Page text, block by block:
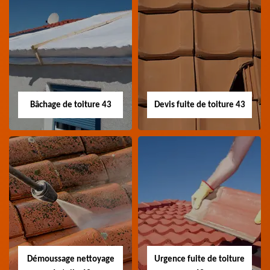
Nettoyage panneau
photovoltaïque 43
Professionnel en
nettoyage panneau
photovoltaïque 43
Devis pose de
gouttière 43
Devis pose de gouttière
43 Haute-Loire
Bâchage de toiture 43
Bâchage de toiture
43
Entreprise bâchage de
toiture 43 Haute-Loire
Devis fuite de toiture 43
Devis fuite de
toiture 43
Devis fuite de toiture 43
Haute-Loire
Démoussage nettoyage
Urgence fuite de toiture